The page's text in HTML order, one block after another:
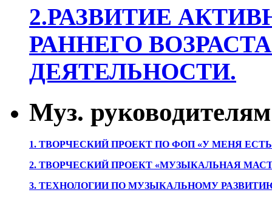
2.РАЗВИТИЕ
РАННЕГО
ДЕЯТЕЛЬНОСТИ.
Муз. руководителям
1. ТВОРЧЕСКИЙ ПРОЕКТ ПО ФОП «У МЕНЯ
2. ТВОРЧЕСКИЙ ПРОЕКТ «МУЗЫКАЛЬНАЯ
3. ТЕХНОЛОГИИ ПО МУЗЫКАЛЬНОМУ